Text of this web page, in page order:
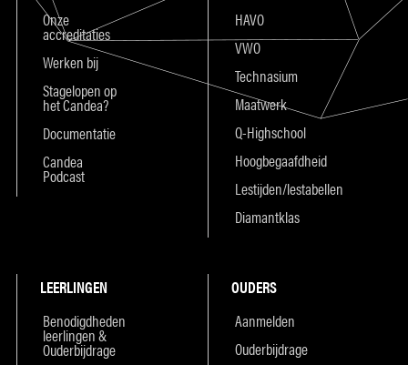
Onze
accreditaties
Werken bij
Stagelopen op
het Candea?
Documentatie
Candea
Podcast
HAVO
VWO
Technasium
Maatwerk
Q-Highschool
Hoogbegaafdheid
Lestijden/lestabellen
Diamantklas
LEERLINGEN
Benodigdheden
leerlingen &
Ouderbijdrage
OUDERS
Aanmelden
Ouderbijdrage